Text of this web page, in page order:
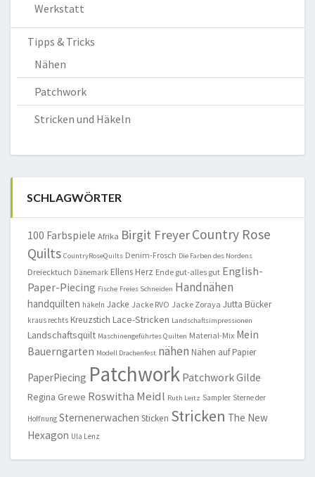
Werkstatt
Tipps & Tricks
Nähen
Patchwork
Stricken und Häkeln
SCHLAGWÖRTER
100 Farbspiele Afrika Birgit FreyerCountry Rose
Quilts CountryRoseQuilts Denim-Frosch Die Farben des Nordens
Dreiecktuch Dänemark Ellens Herz Ende gut-alles gut English-
Paper-Piecing Fische Freies Schneiden Handnähen
handquilten häkeln Jacke Jacke RVO Jacke Zoraya Jutta Bücker
kraus rechts Kreuzstich Lace-Stricken Landschaftsimpressionen
Landschaftsquilt Maschinengeführtes Quilten Material-Mix Mein
Bauerngarten Modell Drachenfest nähen Nähen auf Papier
PaperPiecing Patchwork Patchwork Gilde
Regina Grewe Roswitha Meidl Ruth Leitz Sampler Sterne der
Hoffnung Sternenerwachen Sticken Stricken The New
Hexagon Ula Lenz